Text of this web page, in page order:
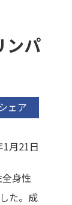
ンパ
シェア
1月21日
全身性
た。成